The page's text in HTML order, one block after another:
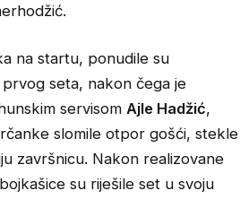
na startu, ponudile su
seta, nakon čega je
servisomAjle Hadžić,
slomile otpor gošći, stekle
završnicu. Nakon realizovane
su riješile set u svoju